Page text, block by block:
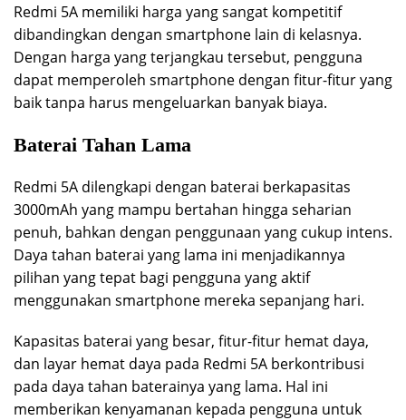
Redmi 5A memiliki harga yang sangat kompetitif
dibandingkan dengan smartphone lain di kelasnya.
Dengan harga yang terjangkau tersebut, pengguna
dapat memperoleh smartphone dengan fitur-fitur yang
baik tanpa harus mengeluarkan banyak biaya.
Baterai Tahan Lama
Redmi 5A dilengkapi dengan baterai berkapasitas
3000mAh yang mampu bertahan hingga seharian
penuh, bahkan dengan penggunaan yang cukup intens.
Daya tahan baterai yang lama ini menjadikannya
pilihan yang tepat bagi pengguna yang aktif
menggunakan smartphone mereka sepanjang hari.
Kapasitas baterai yang besar, fitur-fitur hemat daya,
dan layar hemat daya pada Redmi 5A berkontribusi
pada daya tahan baterainya yang lama. Hal ini
memberikan kenyamanan kepada pengguna untuk